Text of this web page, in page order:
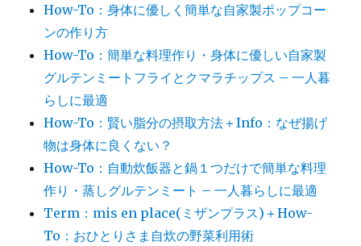
How-To：身体に優しく簡単な自家製ポップコー
ンの作り方
How-To：簡単な料理作り・身体に優しい自家製
グルテンミートフライとクマラチップス – 一人暮
らしに最適
How-To：賢い脂分の摂取方法＋Info：なぜ揚げ
物は身体に良くない？
How-To：自動炊飯器と鍋１つだけで簡単な料理
作り・蒸しグルテンミート – 一人暮らしに最適
Term：mis en place(ミザンプラス)＋How-
To：おひとりさま自炊の野菜利用術